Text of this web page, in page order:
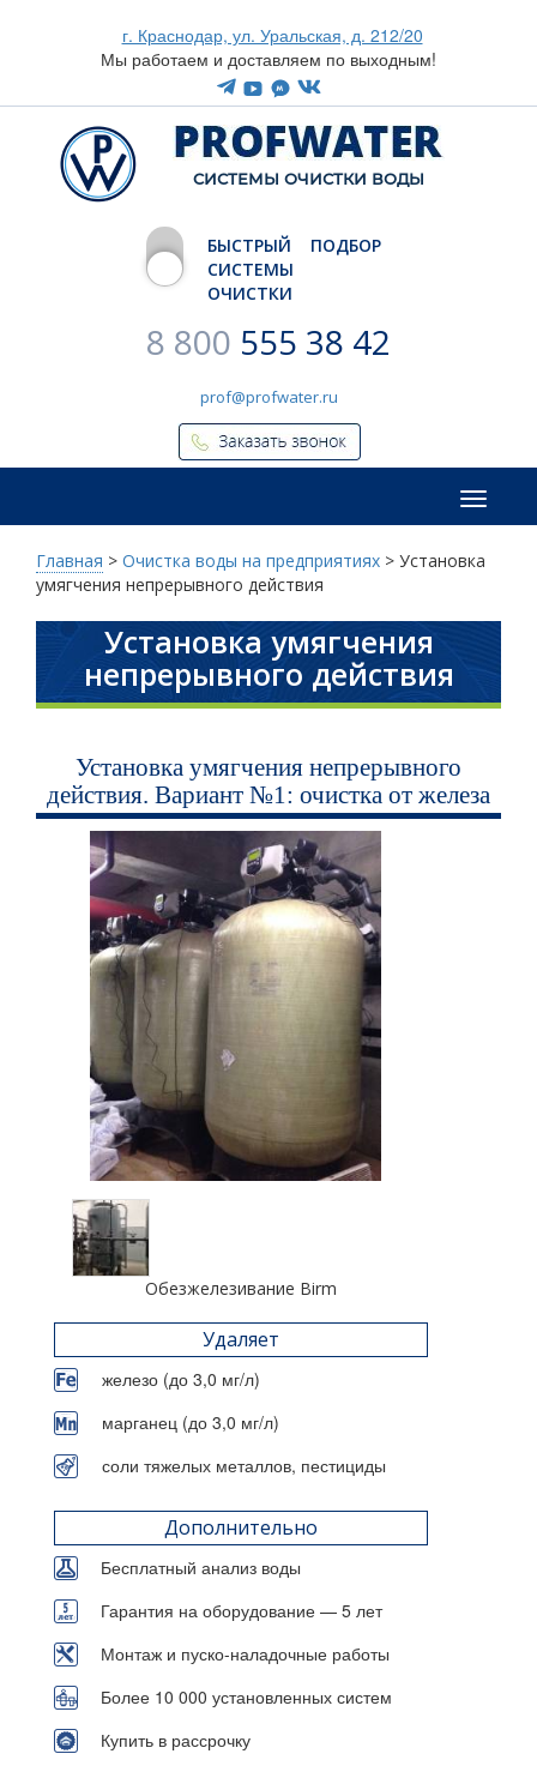
г. Краснодар, ул. Уральская, д. 212/20
Мы работаем и доставляем по выходным!
CИСТЕМЫ ОЧИСТКИ ВОДЫ
БЫСТРЫЙ ПОДБОР
СИСТЕМЫ
ОЧИСТКИ
8 800 555 38 42
prof@profwater.ru
Меню
Главная > Очистка воды на предприятиях > Установка
умягчения непрерывного действия
Установка умягчения
непрерывного действия
Установка умягчения непрерывного
действия. Вариант №1: очистка от железа
Обезжелезивание Birm
Удаляет
железо (до 3,0 мг/л)
марганец (до 3,0 мг/л)
соли тяжелых металлов, пестициды
Дополнительно
Бесплатный анализ воды
Гарантия на оборудование — 5 лет
Монтаж и пуско-наладочные работы
Более 10 000 установленных систем
Купить в рассрочку